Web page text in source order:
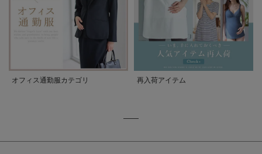
オフィス通勤服カテゴリ 再入荷アイテム